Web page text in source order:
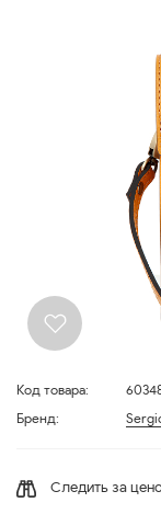
Код товара:
Бренд:
Следить за